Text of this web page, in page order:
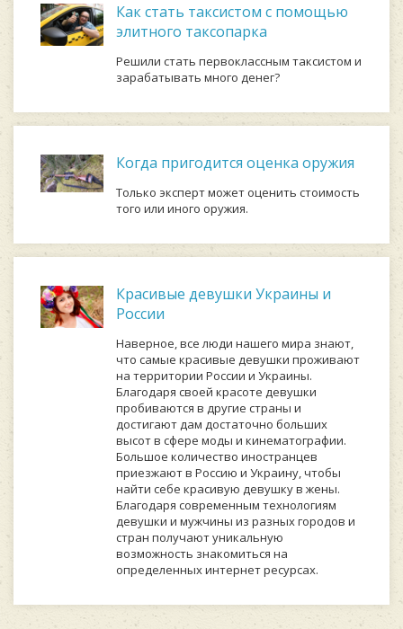
Как стать таксистом с помощью
элитного таксопарка
Решили стать первоклассным таксистом и
зарабатывать много денег?
Когда пригодится оценка оружия
Только эксперт может оценить стоимость
того или иного оружия.
Красивые девушки Украины и
России
Наверное, все люди нашего мира знают,
что самые красивые девушки проживают
на территории России и Украины.
Благодаря своей красоте девушки
пробиваются в другие страны и
достигают дам достаточно больших
высот в сфере моды и кинематографии.
Большое количество иностранцев
приезжают в Россию и Украину, чтобы
найти себе красивую девушку в жены.
Благодаря современным технологиям
девушки и мужчины из разных городов и
стран получают уникальную
возможность знакомиться на
определенных интернет ресурсах.